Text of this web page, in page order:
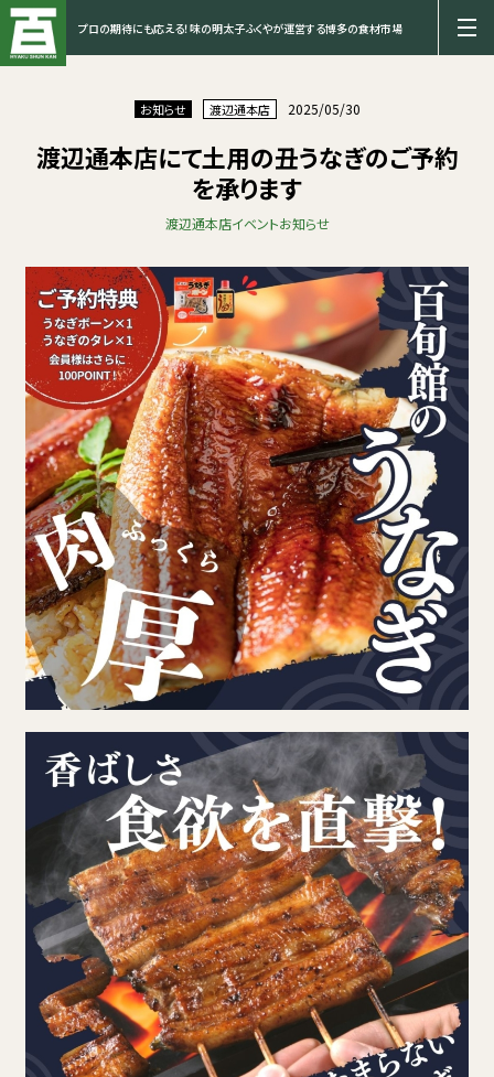
プロの期待にも応える！味の明太子ふくやが運営する博多の食材市場
お知らせ 渡辺通本店 2025/05/30
渡辺通本店にて土用の丑うなぎのご予約
を承ります
渡辺通本店イベントお知らせ